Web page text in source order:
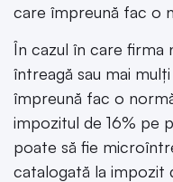
care împreună fac o
În cazul în care firma
întreagă sau mai
împreună fac o
impozitul de 16% pe
poate să fie
catalogată la impozit